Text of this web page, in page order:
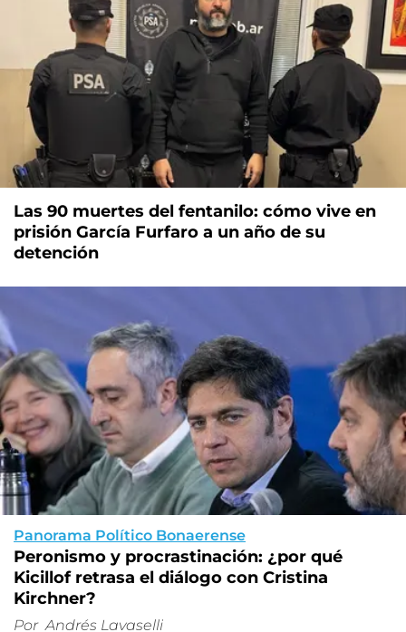
Las 90 muertes del fentanilo: cómo vive en
prisión García Furfaro a un año de su
detención
Panorama Político Bonaerense
Peronismo y procrastinación: ¿por qué
Kicillof retrasa el diálogo con Cristina
Kirchner?
Por Andrés Lavaselli